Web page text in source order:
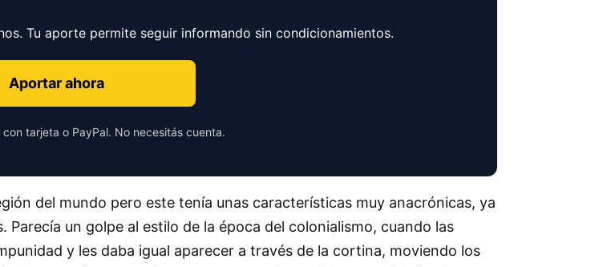
Tu aporte permite seguir informando sin condicionamientos.
Aportar ahora
tarjeta o PayPal. No necesitás cuenta.
del mundo pero este tenía unas características muy anacrónicas, ya
un golpe al estilo de la época del colonialismo, cuando las
y les daba igual aparecer a través de la cortina, moviendo los